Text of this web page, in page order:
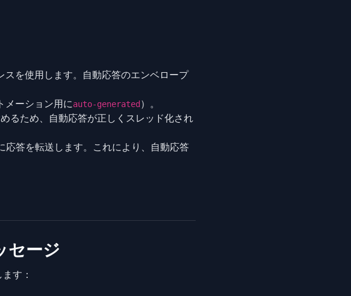
スを使用します。自動応答のエンベロープ
メーション用にauto-generated ）。
るため、自動応答が正しくスレッド化され
応答を転送します。これにより、自動応答
セージ
す：